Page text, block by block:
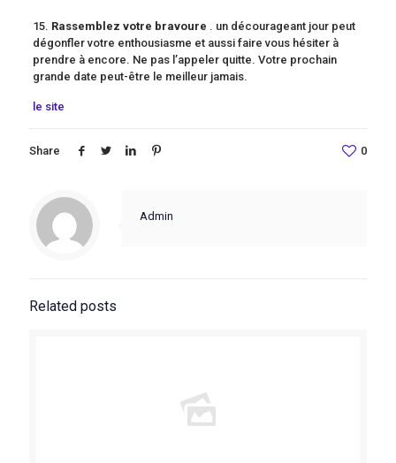
15. Rassemblez votre bravoure . un décourageant jour peut
dégonfler votre enthousiasme et aussi faire vous hésiter à
prendre à encore. Ne pas l’appeler quitte. Votre prochain
grande date peut-être le meilleur jamais.
le site
Share 0
Admin
Related posts